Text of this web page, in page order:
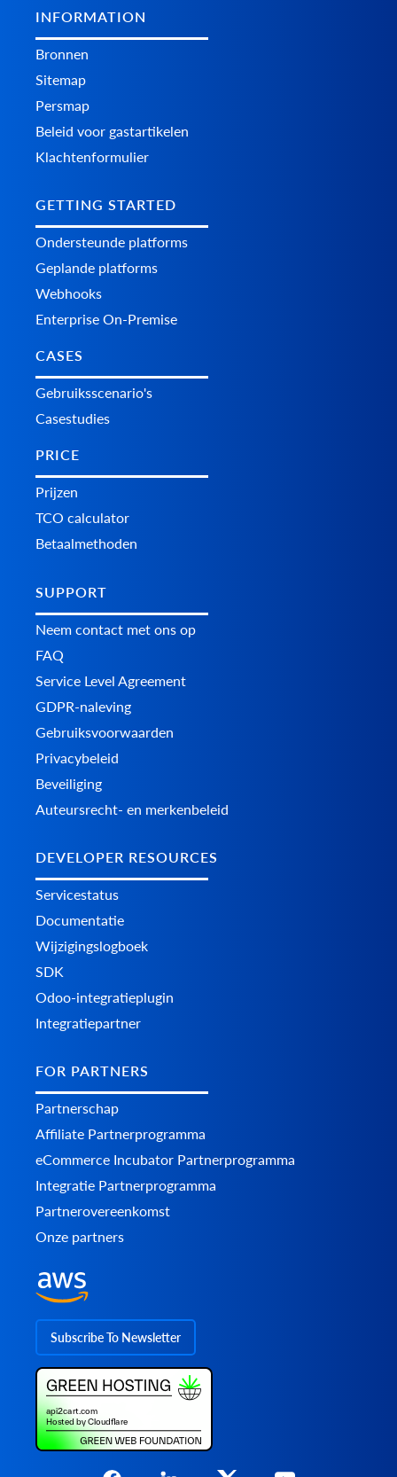
INFORMATION
Bronnen
Sitemap
Persmap
Beleid voor gastartikelen
Klachtenformulier
GETTING STARTED
Ondersteunde platforms
Geplande platforms
Webhooks
Enterprise On-Premise
CASES
Gebruiksscenario's
Casestudies
PRICE
Prijzen
TCO calculator
Betaalmethoden
SUPPORT
Neem contact met ons op
FAQ
Service Level Agreement
GDPR-naleving
Gebruiksvoorwaarden
Privacybeleid
Beveiliging
Auteursrecht- en merkenbeleid
DEVELOPER RESOURCES
Servicestatus
Documentatie
Wijzigingslogboek
SDK
Odoo-integratieplugin
Integratiepartner
FOR PARTNERS
Partnerschap
Affiliate Partnerprogramma
eCommerce Incubator Partnerprogramma
Integratie Partnerprogramma
Partnerovereenkomst
Onze partners
Subscribe To Newsletter